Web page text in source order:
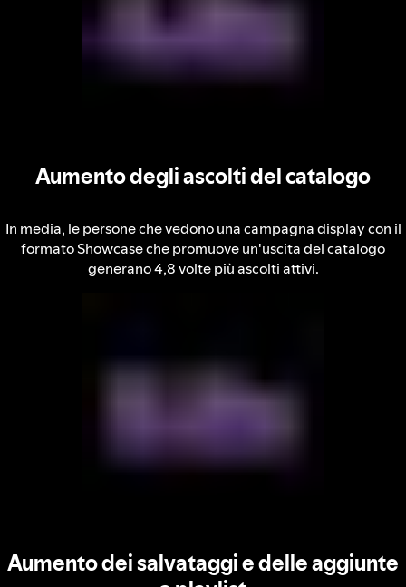
Aumento degli ascolti del catalogo
In media, le persone che vedono una campagna display con il
formato Showcase che promuove un'uscita del catalogo
generano 4,8 volte più ascolti attivi.
Aumento dei salvataggi e delle aggiunte